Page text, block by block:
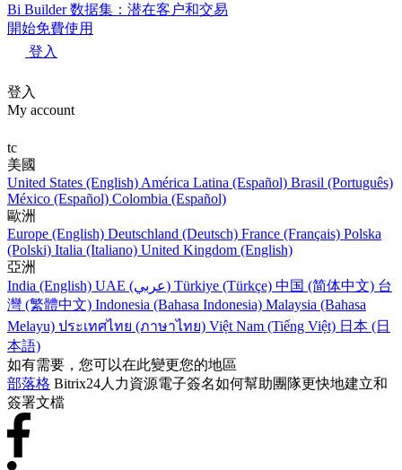
Bi Builder 数据集：潜在客户和交易
開始免費使用
登入
登入
My account
tc
美國
United States (English) América Latina (Español) Brasil (Português)
México (Español) Colombia (Español)
歐洲
Europe (English) Deutschland (Deutsch) France (Français) Polska
(Polski) Italia (Italiano) United Kingdom (English)
亞洲
India (English)
UAE (عربي) Türkiye (Türkçe) 中国 (简体中文) 台
灣 (繁體中文) Indonesia (Bahasa Indonesia) Malaysia (Bahasa
Melayu) ประเทศไทย (ภาษาไทย) Việt Nam (Tiếng Việt) 日本 (日
本語)
如有需要，您可以在此變更您的地區
部落格 Bitrix24人力資源電子簽名如何幫助團隊更快地建立和
簽署文檔